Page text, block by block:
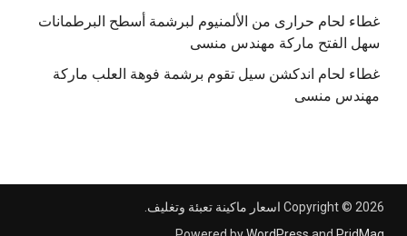
غطاء لحام حرارى من الألمنيوم لبرشمة أسطح البرطمانات
سهل الفتح ماركة مهندس منسى
غطاء لحام اندكشن سيل تقوم برشمة فوهة العلب ماركة
مهندس منسى
Copyright © 2026اسعار ماكينة تعبئة وتغليف